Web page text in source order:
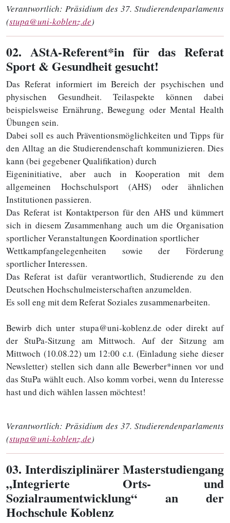
Verantwortlich: Präsidium des 37. Studierendenparlaments
(stupa@uni-koblenz.de)
02. AStA-Referent*in für das Referat
Sport & Gesundheit gesucht!
Das Referat informiert im Bereich der psychischen und
physischen Gesundheit. Teilaspekte können dabei
beispielsweise Ernährung, Bewegung oder Mental Health
Übungen sein.
Dabei soll es auch Präventionsmöglichkeiten und Tipps für
den Alltag an die Studierendenschaft kommunizieren. Dies
kann (bei gegebener Qualifikation) durch
Eigeninitiative, aber auch in Kooperation mit dem
allgemeinen Hochschulsport (AHS) oder ähnlichen
Institutionen passieren.
Das Referat ist Kontaktperson für den AHS und kümmert
sich in diesem Zusammenhang auch um die Organisation
sportlicher Veranstaltungen Koordination sportlicher
Wettkampfangelegenheiten sowie der Förderung
sportlicher Interessen.
Das Referat ist dafür verantwortlich, Studierende zu den
Deutschen Hochschulmeisterschaften anzumelden.
Es soll eng mit dem Referat Soziales zusammenarbeiten.
Bewirb dich unter stupa@uni-koblenz.de oder direkt auf
der StuPa-Sitzung am Mittwoch. Auf der Sitzung am
Mittwoch (10.08.22) um 12:00 c.t. (Einladung siehe dieser
Newsletter) stellen sich dann alle Bewerber*innen vor und
das StuPa wählt euch. Also komm vorbei, wenn du Interesse
hast und dich wählen lassen möchtest!
Verantwortlich: Präsidium des 37. Studierendenparlaments
(stupa@uni-koblenz.de)
03. Interdisziplinärer Masterstudiengang
„Integrierte Orts- und
Sozialraumentwicklung“ an der
Hochschule Koblenz